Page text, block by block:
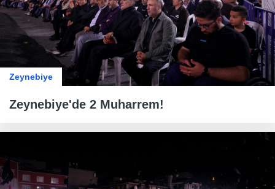
Zeynebiye
Zeynebiye'de 2 Muharrem!